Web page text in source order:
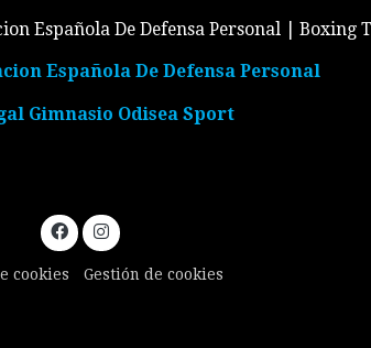
Española De Defensa Personal | Boxing
Española De Defensa Personal
Gimnasio Odisea Sport
cookies Gestión de cookies